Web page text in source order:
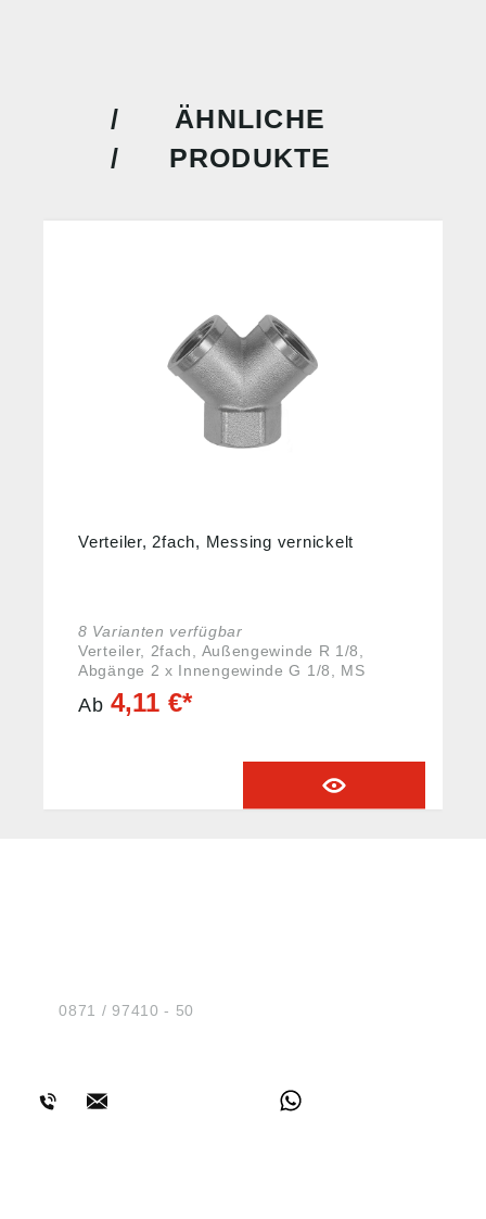
ÄHNLICHE
PRODUKTE
Verteiler, 2fach, Messing vernickelt
8 Varianten verfügbar
Verteiler, 2fach, Außengewinde R 1/8,
Abgänge 2 x Innengewinde G 1/8, MS
vernickelt, Betriebsdruck max. 60 bar,
Temp. max. 150 °C. Angaben gemäß
27, 72574 Bad Urach, Deutschland, E-Mail:
Ab 4,11 €*
Tel.:0871 / 97410 - 50